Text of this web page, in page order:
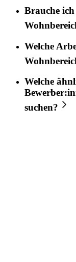
Brauche
Welche
Welche
suchen?